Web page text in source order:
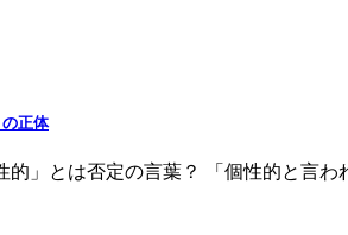
正体
的」とは否定の言葉？ 「個性的と言